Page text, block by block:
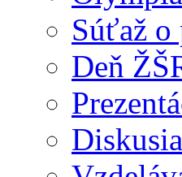
Súťaž o
Deň
Diskusia